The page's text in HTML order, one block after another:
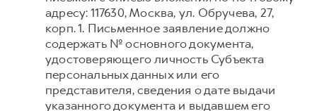
адресу: 117630, Москва, ул. Обручева, 27,
корп. 1. Письменное заявление должно
содержать № основного документа,
удостоверяющего личность Субъекта
персональных данных или его
представителя, сведения о дате выдачи
указанного документа и выдавшем его